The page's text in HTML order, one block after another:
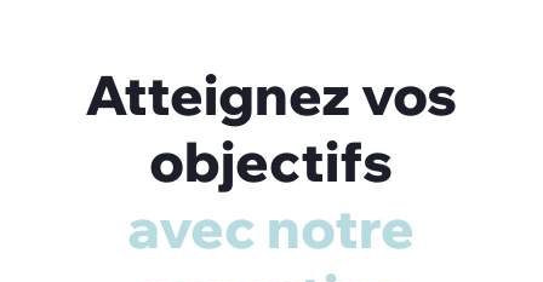
Atteignez vos
objectifs
avec notre